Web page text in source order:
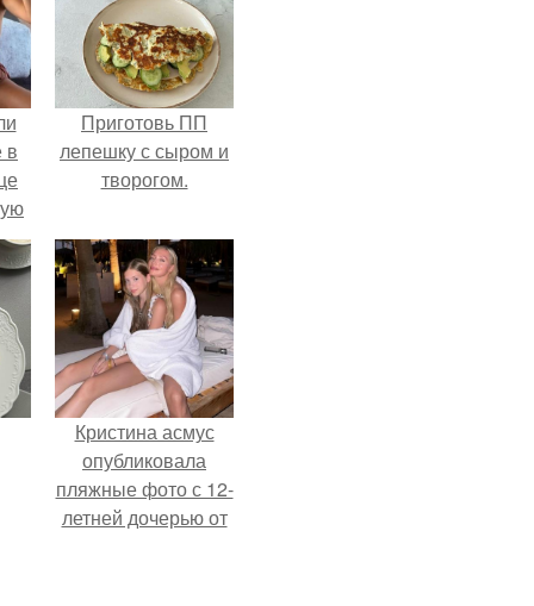
в
Приготовь ПП
лепешку с сыром и
творогом.
Кристина асмус
опубликовала
пляжные фото с 12-
летней дочерью от